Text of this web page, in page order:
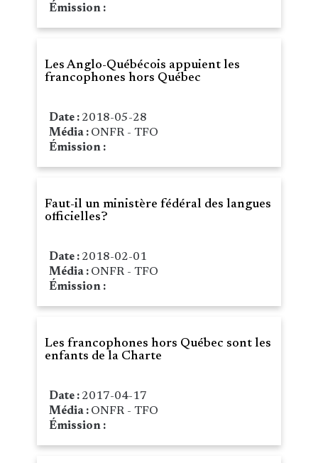
Émission :
Les Anglo-Québécois appuient les
francophones hors Québec
Date : 2018-05-28
Média : ONFR - TFO
Émission :
Faut-il un ministère fédéral des langues
officielles?
Date : 2018-02-01
Média : ONFR - TFO
Émission :
Les francophones hors Québec sont les
enfants de la Charte
Date : 2017-04-17
Média : ONFR - TFO
Émission :